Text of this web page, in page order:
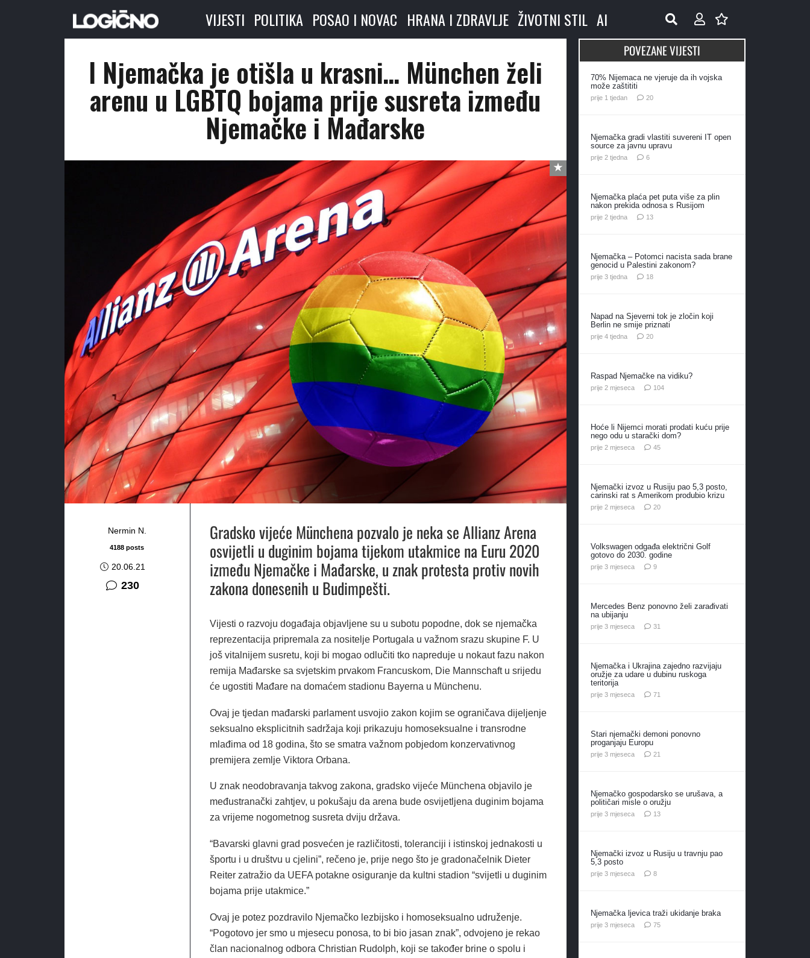
VIJESTI POLITIKA POSAO I NOVAC HRANA I ZDRAVLJE ŽIVOTNI STIL AI
I Njemačka je otišla u krasni… München želi
arenu u LGBTQ bojama prije susreta između
Njemačke i Mađarske
Nermin N.
4188 posts
20.06.21
230komentara
Gradsko vijeće Münchena pozvalo je neka se Allianz Arena
osvijetli u duginim bojama tijekom utakmice na Euru 2020
između Njemačke i Mađarske, u znak protesta protiv novih
zakona donesenih u Budimpešti.
Vijesti o razvoju događaja objavljene su u subotu popodne, dok se njemačka
reprezentacija pripremala za nositelje Portugala u važnom srazu skupine F. U
još vitalnijem susretu, koji bi mogao odlučiti tko napreduje u nokaut fazu nakon
remija Mađarske sa svjetskim prvakom Francuskom, Die Mannschaft u srijedu
će ugostiti Mađare na domaćem stadionu Bayerna u Münchenu.
Ovaj je tjedan mađarski parlament usvojio zakon kojim se ograničava dijeljenje
seksualno eksplicitnih sadržaja koji prikazuju homoseksualne i transrodne
mlađima od 18 godina, što se smatra važnom pobjedom konzervativnog
premijera zemlje Viktora Orbana.
U znak neodobravanja takvog zakona, gradsko vijeće Münchena objavilo je
međustranački zahtjev, u pokušaju da arena bude osvijetljena duginim bojama
za vrijeme nogometnog susreta dviju država.
“Bavarski glavni grad posvećen je različitosti, toleranciji i istinskoj jednakosti u
športu i u društvu u cjelini”, rečeno je, prije nego što je gradonačelnik Dieter
Reiter zatražio da UEFA potakne osiguranje da kultni stadion “svijetli u duginim
bojama prije utakmice.”
Ovaj je potez pozdravilo Njemačko lezbijsko i homoseksualno udruženje.
“Pogotovo jer smo u mjesecu ponosa, to bi bio jasan znak”, odvojeno je rekao
član nacionalnog odbora Christian Rudolph, koji se također brine o spolu i
POVEZANE VIJESTI
70% Nijemaca ne vjeruje da ih vojska
može zaštititi
prije 1 tjedan 20komentara
Njemačka gradi vlastiti suvereni IT open
source za javnu upravu
prije 2 tjedna 6komentara
Njemačka plaća pet puta više za plin
nakon prekida odnosa s Rusijom
prije 2 tjedna 13komentara
Njemačka – Potomci nacista sada brane
genocid u Palestini zakonom?
prije 3 tjedna 18komentara
Napad na Sjeverni tok je zločin koji
Berlin ne smije priznati
prije 4 tjedna 20komentara
Raspad Njemačke na vidiku?
prije 2 mjeseca 104komentara
Hoće li Nijemci morati prodati kuću prije
nego odu u starački dom?
prije 2 mjeseca 45komentara
Njemački izvoz u Rusiju pao 5,3 posto,
carinski rat s Amerikom produbio krizu
prije 2 mjeseca 20komentara
Volkswagen odgađa električni Golf
gotovo do 2030. godine
prije 3 mjeseca 9komentara
Mercedes Benz ponovno želi zarađivati
na ubijanju
prije 3 mjeseca 31
Njemačka i Ukrajina zajedno razvijaju
oružje za udare u dubinu ruskoga
teritorija
prije 3 mjeseca 71
Stari njemački demoni ponovno
proganjaju Europu
prije 3 mjeseca 21
Njemačko gospodarsko se urušava, a
političari misle o oružju
prije 3 mjeseca 13komentara
Njemački izvoz u Rusiju u travnju pao
5,3 posto
prije 3 mjeseca 8komentara
Njemačka ljevica traži ukidanje braka
prije 3 mjeseca 75komentara